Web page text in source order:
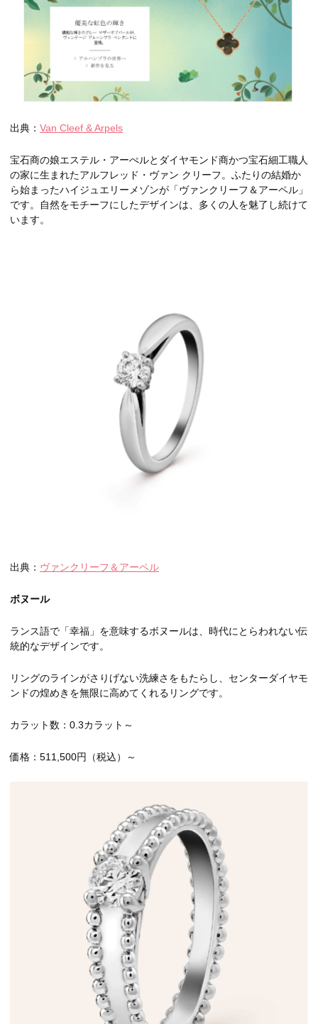
出典： Van Cleef & Arpels
宝石商の娘エステル・アーぺルとダイヤモンド商かつ宝石細工職人
の家に生まれたアルフレッド・ヴァン クリーフ。ふたりの結婚か
ら始まったハイジュエリーメゾンが「ヴァンクリーフ＆アーペル」
です。自然をモチーフにしたデザインは、多くの人を魅了し続けて
います。
出典： ヴァンクリーフ＆アーペル
ボヌール
ランス語で「幸福」を意味するボヌールは、時代にとらわれない伝
統的なデザインです。
リングのラインがさりげない洗練さをもたらし、センターダイヤモ
ンドの煌めきを無限に高めてくれるリングです。
カラット数：0.3カラット～
価格：511,500円（税込）～